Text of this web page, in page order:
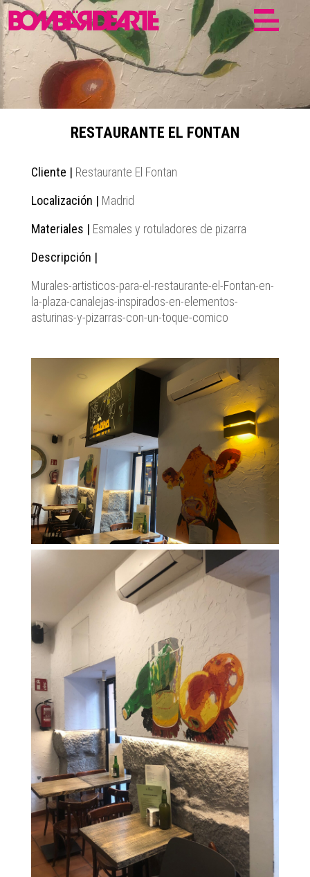
RESTAURANTE EL FONTAN
Cliente | Restaurante El Fontan
Localización | Madrid
Materiales | Esmales y rotuladores de pizarra
Descripción |
Murales-artisticos-para-el-restaurante-el-Fontan-en-
la-plaza-canalejas-inspirados-en-elementos-
asturinas-y-pizarras-con-un-toque-comico